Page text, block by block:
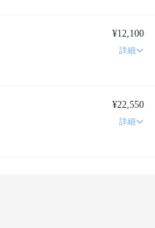
¥12,100
詳細
¥22,550
詳細